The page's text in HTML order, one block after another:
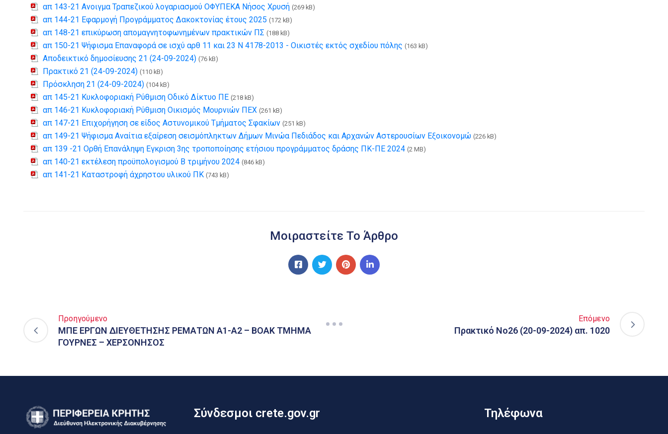
απ 143-21 Ανοιγμα Τραπεζικού λογαριασμού ΟΦΥΠΕΚΑ Νήσος Χρυσή (269 kB)
απ 144-21 Εφαρμογή Προγράμματος Δακοκτονίας έτους 2025 (172 kB)
απ 148-21 επικύρωση απομαγνητοφωνημένων πρακτικών ΠΣ (188 kB)
απ 150-21 Ψήφισμα Επαναφορά σε ισχύ αρθ 11 και 23 Ν 4178-2013 - Οικιστές εκτός σχεδίου πόλης (163 kB)
Αποδεικτικό δημοσίευσης 21 (24-09-2024) (76 kB)
Πρακτικό 21 (24-09-2024) (110 kB)
Πρόσκληση 21 (24-09-2024) (104 kB)
απ 145-21 Κυκλοφοριακή Ρύθμιση Οδικό Δίκτυο ΠΕ (218 kB)
απ 146-21 Κυκλοφοριακή Ρύθμιση Οικισμός Μουρνιών ΠΕΧ (261 kB)
απ 147-21 Επιχορήγηση σε είδος Αστυνομικού Τμήματος Σφακίων (251 kB)
απ 149-21 Ψήφισμα Αναίτια εξαίρεση σεισμόπληκτων Δήμων Μινώα Πεδιάδος και Αρχανών Αστερουσίων Εξοικονομώ (226 kB)
απ 139 -21 Ορθή Επανάληψη Εγκριση 3ης τροποποίησης ετήσιου προγράμματος δράσης ΠΚ-ΠΕ 2024 (2 MB)
απ 140-21 εκτέλεση προϋπολογισμού Β τριμήνου 2024 (846 kB)
απ 141-21 Καταστροφή άχρηστου υλικού ΠΚ (743 kB)
Μοιραστείτε Το Άρθρο
Προηγούμενο
ΜΠΕ ΕΡΓΩΝ ΔΙΕΥΘΕΤΗΣΗΣ ΡΕΜΑΤΩΝ Α1-Α2 – ΒΟΑΚ ΤΜΗΜΑ
ΓΟΥΡΝΕΣ – ΧΕΡΣΟΝΗΣΟΣ
Επόμενο
Πρακτικό Νο26 (20-09-2024) απ. 1020
Σύνδεσμοι crete.gov.gr Τηλέφωνα